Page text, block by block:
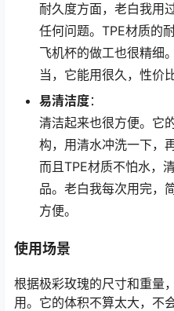
耐久度方面，老白我用
任何问题。TPE材质的
飞机杯的做工也很精细
当，它能用很久，性价
易清洁度：
清洁起来也很方便。它
构，用清水冲洗一下，
而且TPE材质不怕水，
品。老白我每次用完，
方便。
使用场景
根据极彩玫瑰的尺寸和重量
用。它的体积不算太大，不